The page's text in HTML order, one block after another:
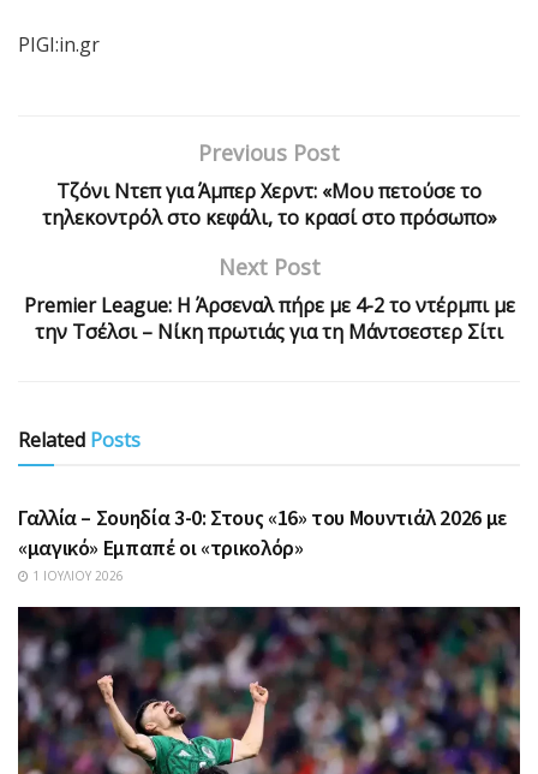
PIGI:in.gr
Previous Post
Τζόνι Ντεπ για Άμπερ Χερντ: «Μου πετούσε το
τηλεκοντρόλ στο κεφάλι, το κρασί στο πρόσωπο»
Next Post
Premier League: Η Άρσεναλ πήρε με 4-2 το ντέρμπι με
την Τσέλσι – Νίκη πρωτιάς για τη Μάντσεστερ Σίτι
Related Posts
ΑΘΛΗΤΙΚΆ
Γαλλία – Σουηδία 3-0: Στους «16» του Μουντιάλ 2026 με
«μαγικό» Εμπαπέ οι «τρικολόρ»
1 ΙΟΥΛΊΟΥ 2026